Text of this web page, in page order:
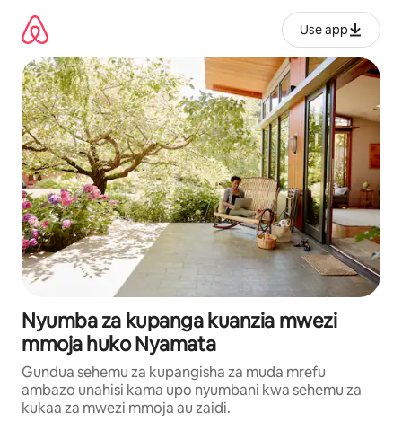
kwenda
kwenye
maudhui
Use app
Nyumba za kupanga kuanzia mwezi
mmoja huko Nyamata
Gundua sehemu za kupangisha za muda mrefu
ambazo unahisi kama upo nyumbani kwa sehemu za
kukaa za mwezi mmoja au zaidi.